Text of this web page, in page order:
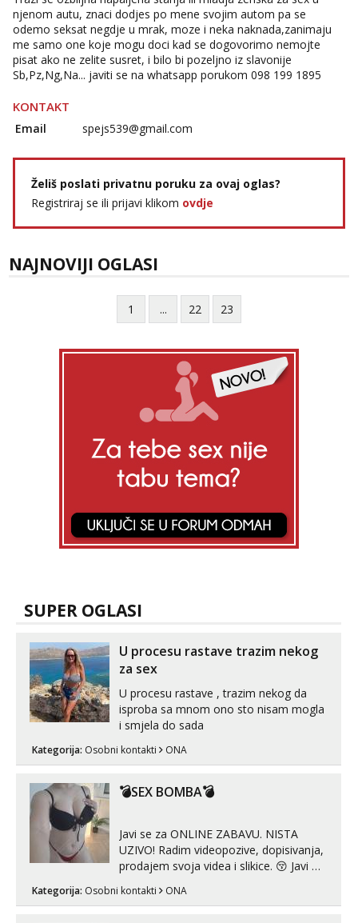
njenom autu, znaci dodjes po mene svojim autom pa se
odemo seksat negdje u mrak, moze i neka naknada,zanimaju
me samo one koje mogu doci kad se dogovorimo nemojte
pisat ako ne zelite susret, i bilo bi pozeljno iz slavonije
Sb,Pz,Ng,Na... javiti se na whatsapp porukom 098 199 1895
KONTAKT
Email spejs539@gmail.com
Želiš poslati privatnu poruku za ovaj oglas?
Registriraj se ili prijavi klikom ovdje
NAJNOVIJI OGLASI
1 ... 22 23
SUPER OGLASI
U procesu rastave trazim nekog
za sex
U procesu rastave , trazim nekog da
isproba sa mnom ono sto nisam mogla
i smjela do sada
Kategorija: Osobni kontakti ONA
💣SEX BOMBA💣
Javi se za ONLINE ZABAVU. NISTA
UZIVO! Radim videopozive, dopisivanja,
prodajem svoja videa i slikice. 😚 Javi mi
Telegram. +385 91 723 0045
Kategorija: Osobni kontakti ONA